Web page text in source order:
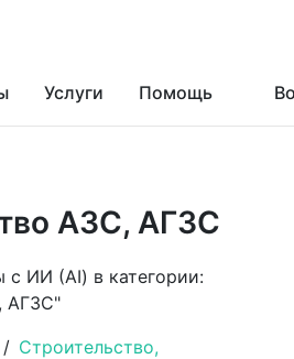
Услуги Помощь
АЗС, АГЗС
с ИИ (AI) в категории:
АГЗС"
/ Строительство,